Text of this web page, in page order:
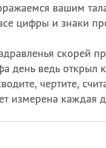
вашим
цифры и знаки
скорей
день ведь открыл
чертите,
измерена каждая